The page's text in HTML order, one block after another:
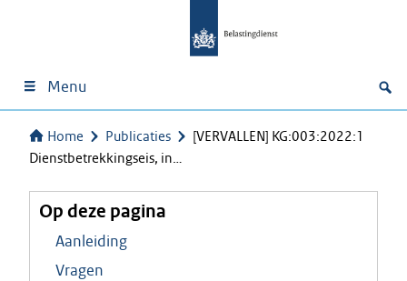
Menu
Home Publicaties
[VERVALLEN] KG:003:2022:1
Dienstbetrekkingseis, in…
Op deze pagina
Aanleiding
Vragen